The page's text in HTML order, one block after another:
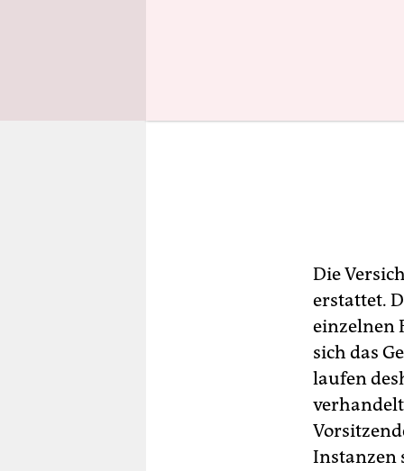
Die
erstattet.
einzelnen
sich das
laufen
Instanzen